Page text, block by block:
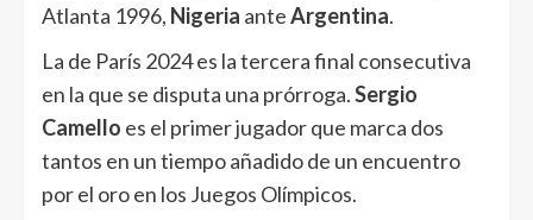
Atlanta 1996, Nigeria anteArgentina.
La de París 2024 es la tercera final consecutiva
en la que se disputa una prórroga.Sergio
Camello es el primer jugador que marca dos
tantos en un tiempo añadido de un encuentro
por el oro en los Juegos Olímpicos.